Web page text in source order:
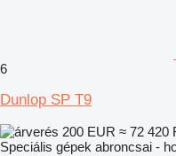
6
Dunlop SP T9
200 EUR ≈ 72 420
Speciális gépek abroncsai -